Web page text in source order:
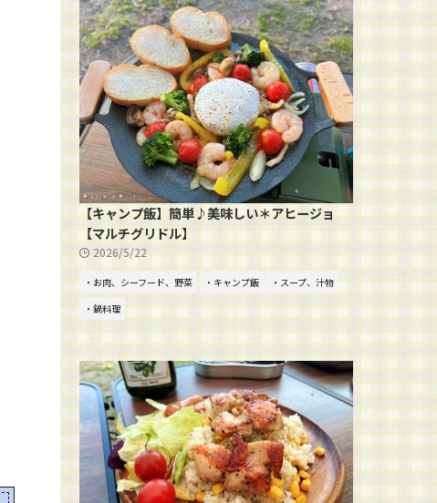
【キャンプ飯】簡単♪美味しい＊アヒージョ
【マルチグリドル】
2026/5/22
・お肉、シーフード、野菜 ・キャンプ飯
・スープ、汁物
・鍋料理